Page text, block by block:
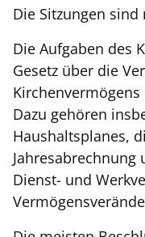
Die Sitzungen
Die Aufgaben des
Gesetz über die
Dazu gehören
Haushaltsplanes,
Jahresabrechnung
Dienst- und